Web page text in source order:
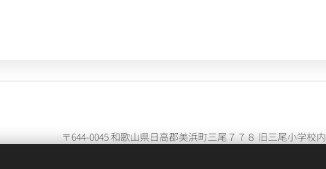
〒644-0045 和歌山県日高郡美浜町三尾７７８ 旧三尾小学校内